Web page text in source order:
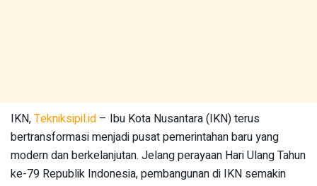
IKN,Tekniksipil.id – Ibu Kota Nusantara (IKN) terus
bertransformasi menjadi pusat pemerintahan baru yang
modern dan berkelanjutan. Jelang perayaan Hari Ulang Tahun
ke-79 Republik Indonesia, pembangunan di IKN semakin